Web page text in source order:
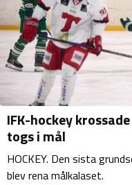
IFK-hockey
togs i mål
HOCKEY. Den sista
blev rena målkalaset.